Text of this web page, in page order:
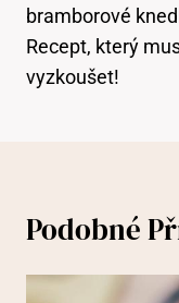
Příspěvek
bramborové
Recept, který
vyzkoušet!
Podobné